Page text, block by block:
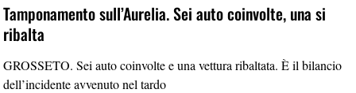
Tamponamento sull’Aurelia. Sei auto coinvolte, una si
ribalta
GROSSETO. Sei auto coinvolte e una vettura ribaltata. È il bilancio
dell’incidente avvenuto nel tardo